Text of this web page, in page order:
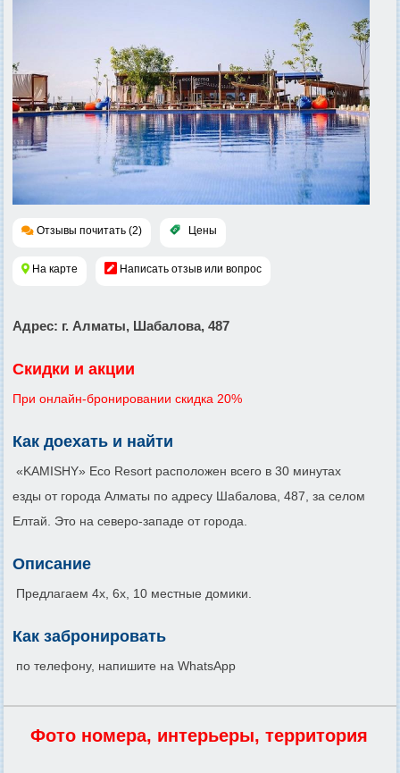
Отзывы почитать (2) Цены
На карте Написать отзыв или вопрос
Адрес: г. Алматы, Шабалова, 487
Скидки и акции
При онлайн-бронировании скидка 20%
Как доехать и найти
«KAMISHY» Eco Resort расположен всего в 30 минутах
езды от города Алматы по адресу Шабалова, 487, за селом
Елтай. Это на северо-западе от города.
Описание
Предлагаем 4х, 6х, 10 местные домики.
Как забронировать
по телефону, напишите на WhatsApp
Фото номера, интерьеры, территория